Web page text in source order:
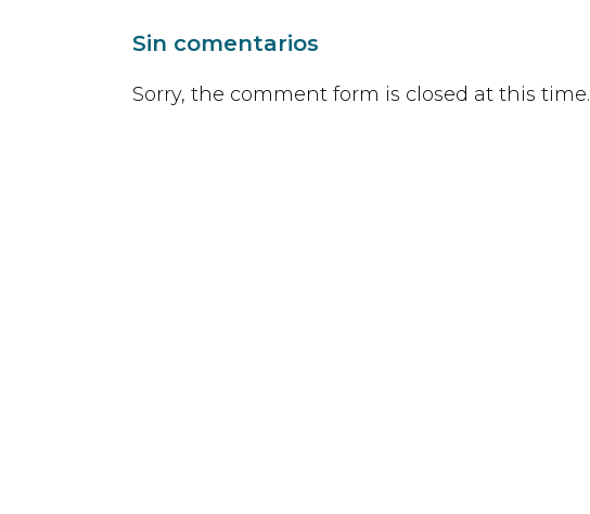
Sin comentarios
Sorry, the comment form is closed at this time.